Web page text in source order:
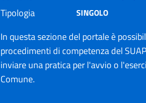
Tipologia SINGOLO
In questa sezione del portale è
procedimenti di competenza del
inviare una pratica per l'avvio o
Comune.